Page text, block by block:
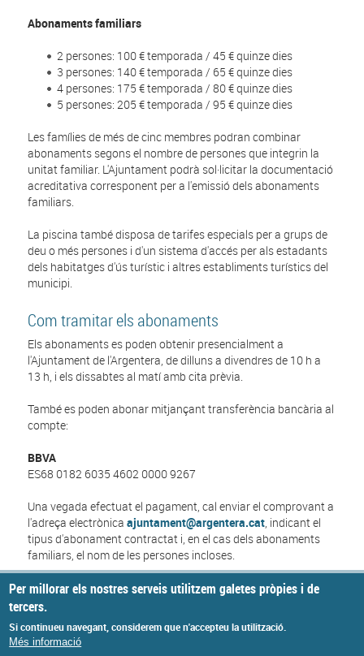
Abonaments familiars
2 persones: 100 € temporada / 45 € quinze dies
3 persones: 140 € temporada / 65 € quinze dies
4 persones: 175 € temporada / 80 € quinze dies
5 persones: 205 € temporada / 95 € quinze dies
Les famílies de més de cinc membres podran combinar
abonaments segons el nombre de persones que integrin la
unitat familiar. L'Ajuntament podrà sol·licitar la documentació
acreditativa corresponent per a l'emissió dels abonaments
familiars.
La piscina també disposa de tarifes especials per a grups de
deu o més persones i d'un sistema d'accés per als estadants
dels habitatges d'ús turístic i altres establiments turístics del
municipi.
Com tramitar els abonaments
Els abonaments es poden obtenir presencialment a
l'Ajuntament de l'Argentera, de dilluns a divendres de 10 h a
13 h, i els dissabtes al matí amb cita prèvia.
També es poden abonar mitjançant transferència bancària al
compte:
BBVA
ES68 0182 6035 4602 0000 9267
Una vegada efectuat el pagament, cal enviar el comprovant a
l'adreça electrònicaajuntament@argentera.cat, indicant el
tipus d'abonament contractat i, en el cas dels abonaments
familiars, el nom de les persones incloses.
Des de l'Ajuntament de l'Argentera us animem a gaudir d'un
estiu refrescant, saludable i de convivència a la Piscina
Municipal.
Per millorar els nostres serveis utilitzem galetes pròpies i de
tercers.
Si continueu navegant, considerem que n'accepteu la utilització.
Més informació